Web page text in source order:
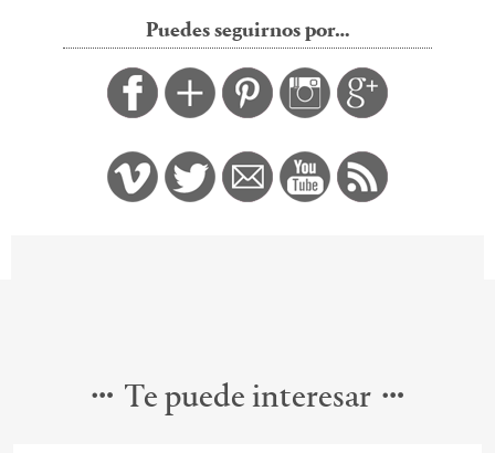
Puedes seguirnos por…
Te puede interesar